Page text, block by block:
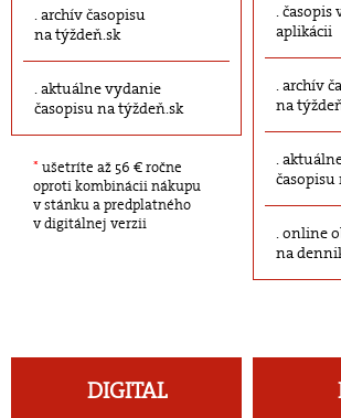
archív časopisu
na týždeň.sk
aktuálne vydanie
časopisu na týždeň.sk
* ušetríte až 56 € ročne
oproti kombinácii nákupu
v stánku a predplatného
v digitálnej verzii
časopis
aplikácii
archív
na
časopisu
online
na
DIGITAL